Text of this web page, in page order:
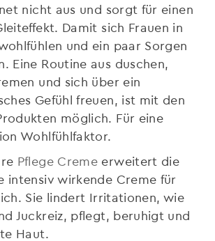
nicht aus und sorgt für einen
Damit sich Frauen in
und ein paar Sorgen
Eine Routine aus duschen,
und sich über ein
Gefühl freuen, ist mit den
möglich. Für eine
Wohlfühlfaktor.
Pflege Creme erweitert die
intensiv wirkende Creme für
Sie lindert Irritationen, wie
Juckreiz, pflegt, beruhigt und
Haut.